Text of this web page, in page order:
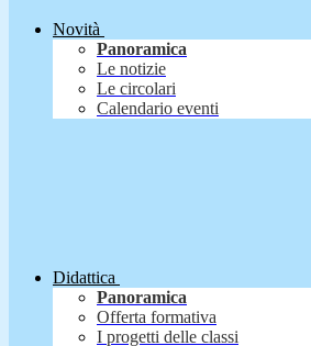
Novità
Panoramica
Le notizie
Le circolari
Calendario eventi
Didattica
Panoramica
Offerta formativa
I progetti delle classi